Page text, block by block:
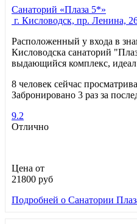
Санаторий «Плаза 5*»
г. Кисловодск, пр. Ленина,
Расположенный у входа в
Кисловодска санаторий
выдающийся комплекс,
8 человек сейчас
Забронировано 3 раз за
9.2
Отлично
Цена от
21800 руб
Подробней о Санатории